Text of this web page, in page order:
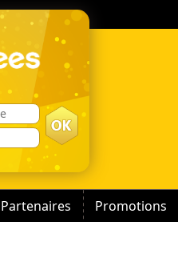
Partenaires Promotions